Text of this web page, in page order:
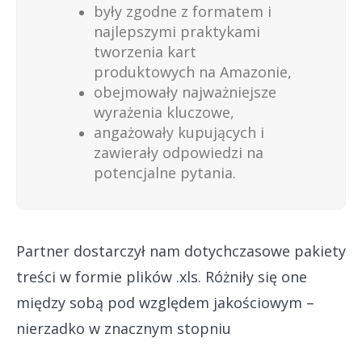
były zgodne z formatem i
najlepszymi praktykami
tworzenia kart
produktowych na Amazonie,
obejmowały najważniejsze
wyrażenia kluczowe,
angażowały kupujących i
zawierały odpowiedzi na
potencjalne pytania.
Partner dostarczył nam dotychczasowe pakiety
treści w formie plików .xls. Różniły się one
między sobą pod względem jakościowym –
nierzadko w znacznym stopniu